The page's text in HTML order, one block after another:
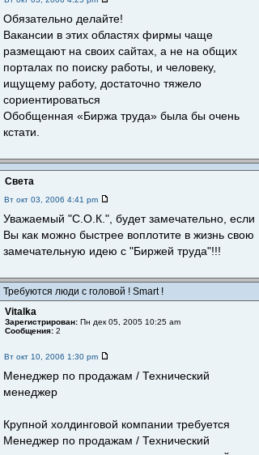
Обязательно делайте!
Вакансии в этих областях фирмы чаще
размещают на своих сайтах, а не на общих
порталах по поиску работы, и человеку,
ищущему работу, достаточно тяжело
сориентироваться
Обобщенная «Биржа труда» была бы очень
кстати.
Света
Вт окт 03, 2006 4:41 pm
Уважаемый "С.О.К.", будет замечательно, если
Вы как можно быстрее воплотите в жизнь свою
замечательную идею с "Биржей труда"!!!
Требуются люди с головой ! Smart !
Vitalka
Зарегистрирован: Пн дек 05, 2005 10:25 am
Сообщения: 2
Вт окт 10, 2006 1:30 pm
Менеджер по продажам / Технический
менеджер
Крупной холдинговой компании требуется
Менеджер по продажам / Технический